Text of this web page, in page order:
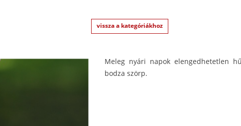
vissza a kategóriákhoz
Meleg nyári napok elengedhetetlen
bodza szörp.